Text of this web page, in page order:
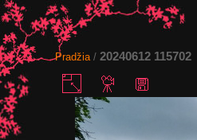
Pradžia/ 20240612 115702